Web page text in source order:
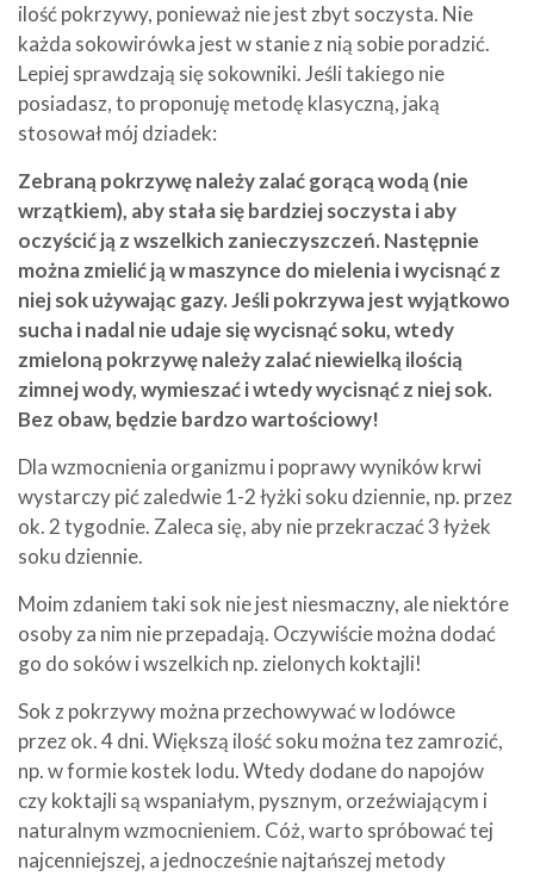
ilość pokrzywy, ponieważ nie jest zbyt soczysta. Nie
każda sokowirówka jest w stanie z nią sobie poradzić.
Lepiej sprawdzają się sokowniki. Jeśli takiego nie
posiadasz, to proponuję metodę klasyczną, jaką
stosował mój dziadek:
Zebraną pokrzywę należy zalać gorącą wodą (nie
wrzątkiem), aby stała się bardziej soczysta i aby
oczyścić ją z wszelkich zanieczyszczeń. Następnie
można zmielić ją w maszynce do mielenia i wycisnąć z
niej sok używając gazy. Jeśli pokrzywa jest wyjątkowo
sucha i nadal nie udaje się wycisnąć soku, wtedy
zmieloną pokrzywę należy zalać niewielką ilością
zimnej wody, wymieszać i wtedy wycisnąć z niej sok.
Bez obaw, będzie bardzo wartościowy!
Dla wzmocnienia organizmu i poprawy wyników krwi
wystarczy pić zaledwie 1-2 łyżki soku dziennie, np. przez
ok. 2 tygodnie. Zaleca się, aby nie przekraczać 3 łyżek
soku dziennie.
Moim zdaniem taki sok nie jest niesmaczny, ale niektóre
osoby za nim nie przepadają. Oczywiście można dodać
go do soków i wszelkich np. zielonych koktajli!
Sok z pokrzywy można przechowywać w lodówce
przez ok. 4 dni. Większą ilość soku można tez zamrozić,
np. w formie kostek lodu. Wtedy dodane do napojów
czy koktajli są wspaniałym, pysznym, orzeźwiającym i
naturalnym wzmocnieniem. Cóż, warto spróbować tej
najcenniejszej, a jednocześnie najtańszej metody